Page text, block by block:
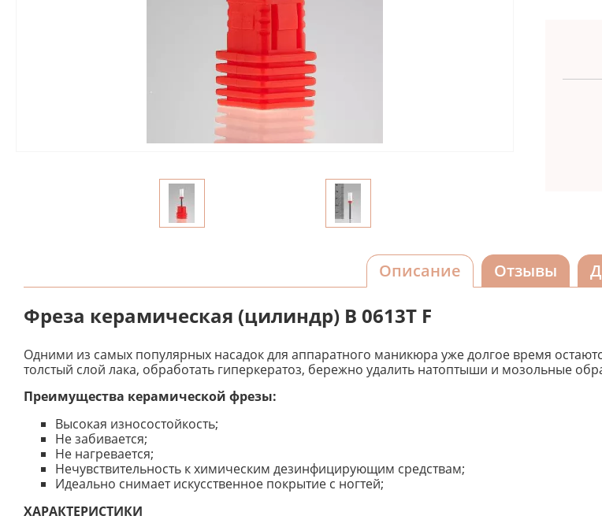
Описание Отзывы
Фреза керамическая (цилиндр) В 0613T F
Одними из самых популярных насадок для аппаратного маникюра уже долгое время
толстый слой лака, обработать гиперкератоз, бережно удалить натоптыши и мозольные
Преимущества керамической фрезы:
Высокая износостойкость;
Не забивается;
Не нагревается;
Нечувствительность к химическим дезинфицирующим средствам;
Идеально снимает искусственное покрытие с ногтей;
ХАРАКТЕРИСТИКИ